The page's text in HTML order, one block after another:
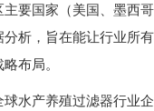
要国家（美国、墨西
析，旨在能让行业所
布局。
水产养殖过滤器行业